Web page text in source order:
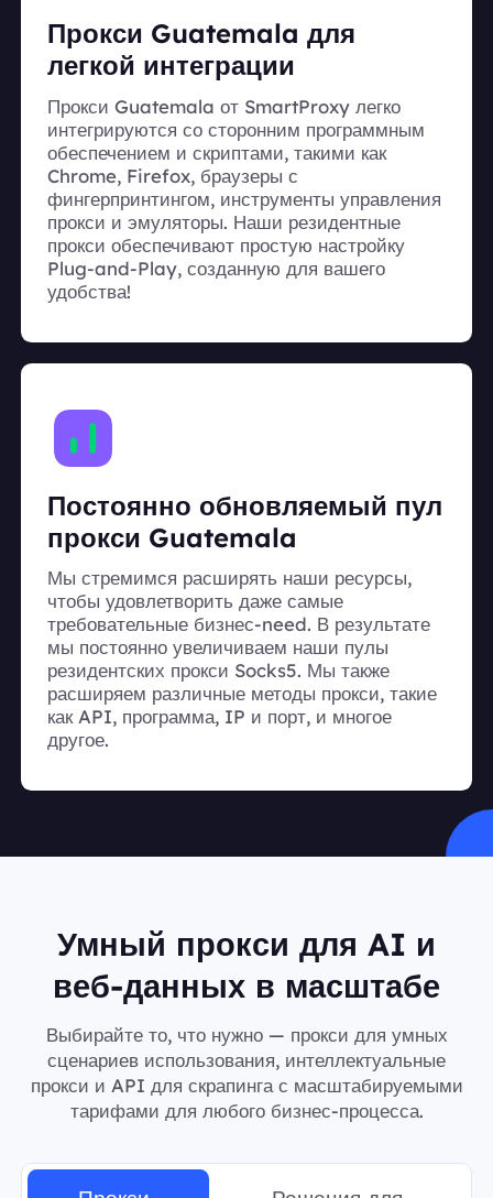
Прокси Guatemala для
легкой интеграции
Прокси Guatemala от SmartProxy легко
интегрируются со сторонним программным
обеспечением и скриптами, такими как
Chrome, Firefox, браузеры с
фингерпринтингом, инструменты управления
прокси и эмуляторы. Наши резидентные
прокси обеспечивают простую настройку
Plug-and-Play, созданную для вашего
удобства!
Постоянно обновляемый пул
прокси Guatemala
Мы стремимся расширять наши ресурсы,
чтобы удовлетворить даже самые
требовательные бизнес-need. В результате
мы постоянно увеличиваем наши пулы
резидентских прокси Socks5. Мы также
расширяем различные методы прокси, такие
как API, программа, IP и порт, и многое
другое.
Умный прокси для AI и
веб-данных в масштабе
Выбирайте то, что нужно — прокси для умных
сценариев использования, интеллектуальные
прокси и API для скрапинга с масштабируемыми
тарифами для любого бизнес-процесса.